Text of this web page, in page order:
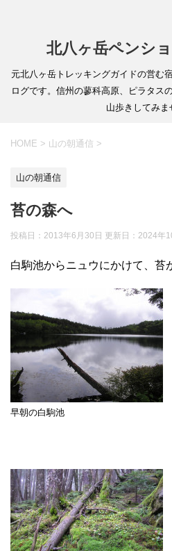
北八ヶ岳ペンシ
元北八ヶ岳トレッキングガイドの営む
ログです。信州の蓼科高原、ピラタス
山歩きしてみま
HOME > 山の朝通信 >
山の朝通信
苔の森へ
投稿日：2013年6月30日 更新日： 2024年
白駒池からニュウにかけて、苔
早朝の白駒池